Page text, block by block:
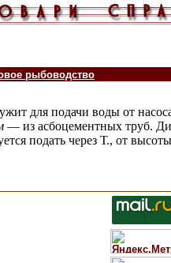
рыбоводство
для подачи воды от
— из асбоцементных труб.
подать через Т., от